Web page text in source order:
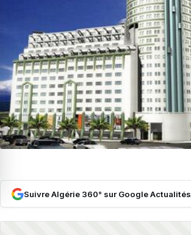
Suivre Algérie 360° sur Google Actualités